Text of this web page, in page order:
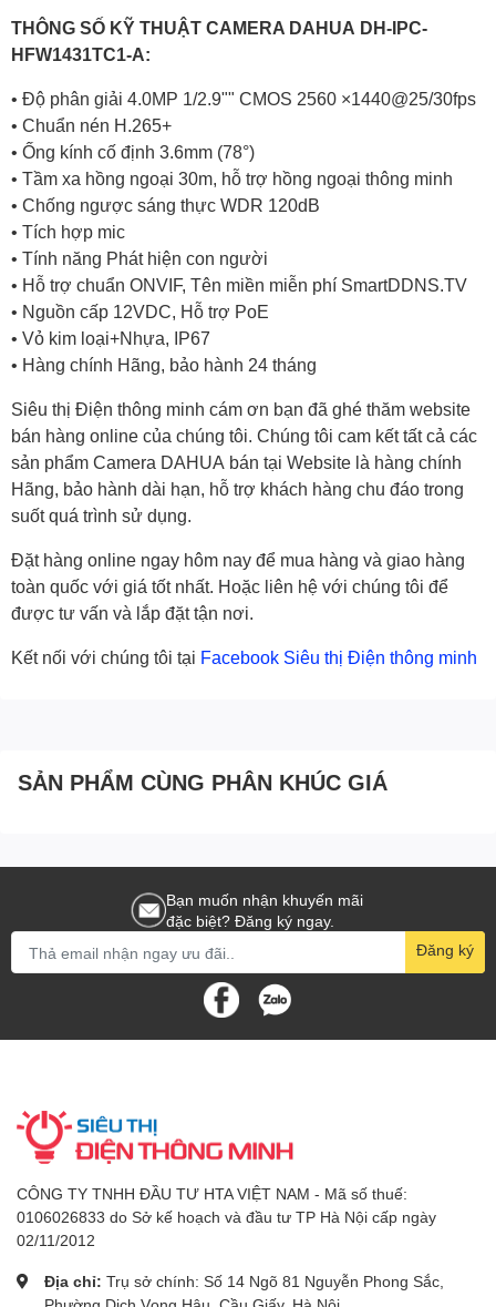
THÔNG SỐ KỸ THUẬT CAMERA DAHUA DH-IPC-
HFW1431TC1-A:
• Độ phân giải 4.0MP 1/2.9"" CMOS 2560 ×1440@25/30fps
• Chuẩn nén H.265+
• Ống kính cố định 3.6mm (78°)
• Tầm xa hồng ngoại 30m, hỗ trợ hồng ngoại thông minh
• Chống ngược sáng thực WDR 120dB
• Tích hợp mic
• Tính năng Phát hiện con người
• Hỗ trợ chuẩn ONVIF, Tên miền miễn phí SmartDDNS.TV
• Nguồn cấp 12VDC, Hỗ trợ PoE
• Vỏ kim loại+Nhựa, IP67
• Hàng chính Hãng, bảo hành 24 tháng
Siêu thị Điện thông minh cám ơn bạn đã ghé thăm website
bán hàng online của chúng tôi. Chúng tôi cam kết tất cả các
sản phẩm Camera DAHUA bán tại Website là hàng chính
Hãng, bảo hành dài hạn, hỗ trợ khách hàng chu đáo trong
suốt quá trình sử dụng.
Đặt hàng online ngay hôm nay để mua hàng và giao hàng
toàn quốc với giá tốt nhất. Hoặc liên hệ với chúng tôi để
được tư vấn và lắp đặt tận nơi.
Kết nối với chúng tôi tại Facebook Siêu thị Điện thông minh
SẢN PHẨM CÙNG PHÂN KHÚC GIÁ
Bạn muốn nhận khuyến mãi
đặc biệt? Đăng ký ngay.
Đăng ký
CÔNG TY TNHH ĐẦU TƯ HTA VIỆT NAM - Mã số thuế:
0106026833 do Sở kế hoạch và đầu tư TP Hà Nội cấp ngày
02/11/2012
Địa chỉ: Trụ sở chính: Số 14 Ngõ 81 Nguyễn Phong Sắc,